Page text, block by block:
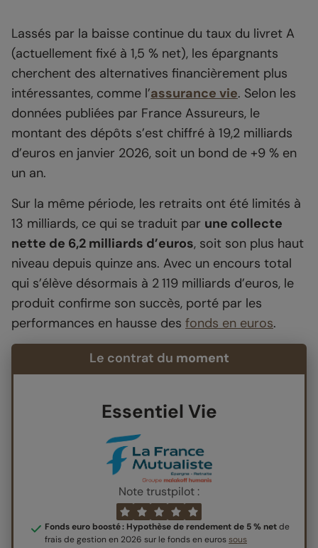
Lassés par la baisse continue du taux du livret A
(actuellement fixé à 1,5 % net), les épargnants
cherchent des alternatives financièrement plus
intéressantes, comme l’assurance vie. Selon les
données publiées par France Assureurs, le
montant des dépôts s’est chiffré à 19,2 milliards
d’euros en janvier 2026, soit un bond de +9 % en
un an.
Sur la même période, les retraits ont été limités à
13 milliards, ce qui se traduit par une collecte
nette de 6,2 milliards d’euros, soit son plus haut
niveau depuis quinze ans. Avec un encours total
qui s’élève désormais à 2 119 milliards d’euros, le
produit confirme son succès, porté par les
performances en hausse des fonds en euros.
Le contrat du moment
Essentiel Vie
Note trustpilot :
Fonds euro boosté : Hypothèse de rendement de 5 % netde
frais de gestion en 2026 sur le fonds en eurossous